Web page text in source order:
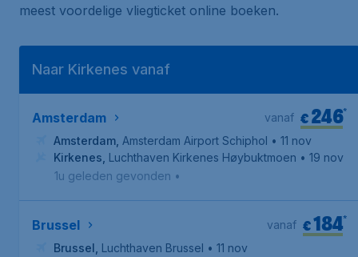
meest voordelige vliegticket online boeken.
Naar Kirkenes vanaf
Amsterdam €246*
vanaf
Amsterdam Amsterdam Airport Schiphol • 11 nov
Kirkenes Luchthaven Kirkenes Høybuktmoen • 19 nov
1u geleden gevonden •
Brussel €184*
vanaf
Brussel Luchthaven Brussel • 11 nov